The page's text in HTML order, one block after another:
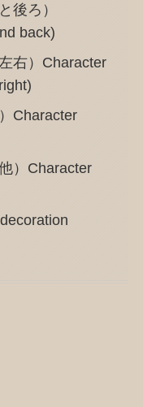
後ろ）
back)
右）Character
Character
）Character